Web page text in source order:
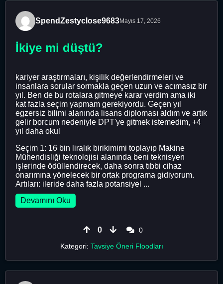
SpendZestyclose9683Mayıs 17, 2026
İkiye mi düştü?
kariyer araştırmaları, kişilik değerlendirmeleri ve
insanlara sorular sormakla geçen uzun ve acımasız bir
yıl. Ben de bu rotalara gitmeye karar verdim ama iki
kat fazla seçim yapmam gerekiyordu. Geçen yıl
egzersiz bilimi alanında lisans diploması aldım ve artık
gelir borcum nedeniyle DPT'ye gitmek istemedim, +4
yıl daha okul
Seçim 1: 16 bin liralık birikimimi toplayıp Makine
Mühendisliği teknolojisi alanında beni teknisyen
işlerinde ödüllendirecek, daha sonra tıbbi cihaz
onarımına yönelecek bir ortak programa gidiyorum.
Artıları: ileride daha fazla potansiyel ...
Devamını Oku
0
0
Kategori: Tavsiye Öneri Floodları